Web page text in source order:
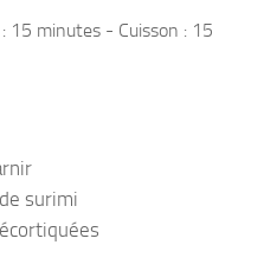
15 minutes - Cuisson : 15
surimi